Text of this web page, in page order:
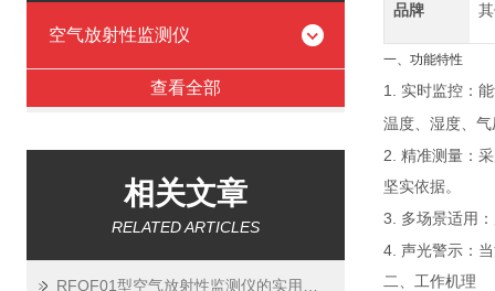
空气放射性监测仪
查看全部
相关文章
RELATED ARTICLES
品牌
一、功能特性
1.
实时监控：
温度、湿度、
2. 精准测量：
坚实依据。
3. 多场景适用
4. 声光警示：
二、工作机理